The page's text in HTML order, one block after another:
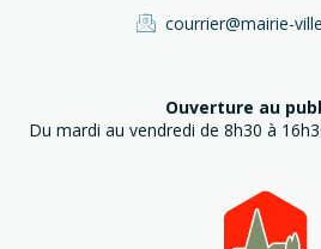
courrier@mairie-
Ouverture au
Du mardi au vendredi de 8h30 à